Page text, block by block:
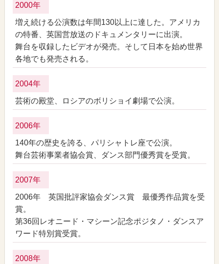
2000年
増え続ける公演数は年間130以上に達した。アメリカ
の特番、英国営放送のドキュメンタリーに出演。
舞台を収録したビデオが発売。そして日本を始め世界
各地でも発売される。
2004年
芸術の殿堂、ロシアのボリショイ劇場で公演。
2006年
140年の歴史を誇る、パリシャトレ座で公演。
舞台芸術事業者協会賞、ダンス部門優秀賞を受賞。
2007年
2006年 英国批評家協会ダンス賞 最優秀作品賞を受
賞。
第36回レオニード・マシーン記念ポジタノ・ダンスア
ワード特別賞受賞。
2008年